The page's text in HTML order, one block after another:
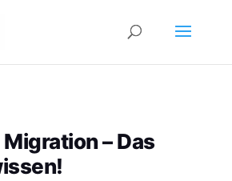
– Das